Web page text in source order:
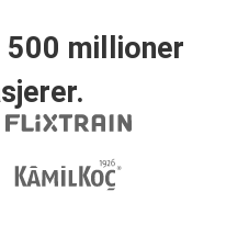
millioner